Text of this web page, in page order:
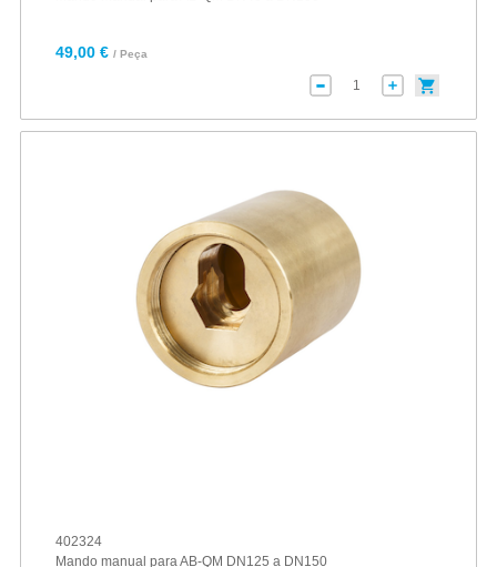
49,00 € / Peça
402324
Mando manual para AB-QM DN125 a DN150